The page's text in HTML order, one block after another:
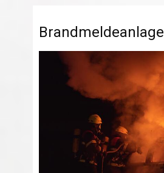
Brandmeldeanlage